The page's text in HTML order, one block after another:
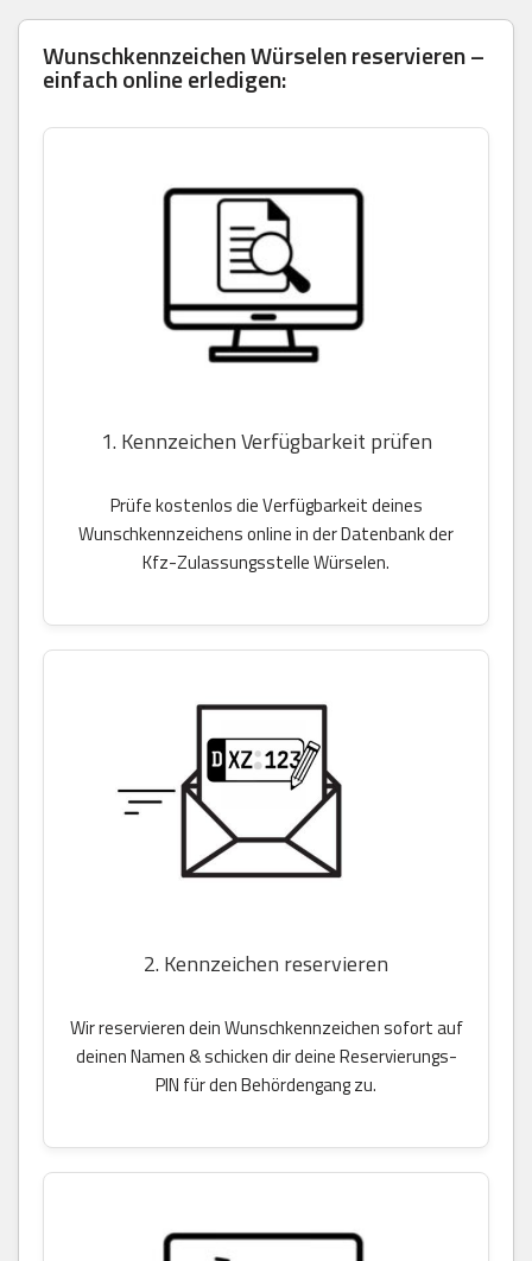
Wunschkennzeichen Würselen reservieren –
einfach online erledigen:
1. Kennzeichen Verfügbarkeit prüfen
Prüfe kostenlos die Verfügbarkeit deines
Wunschkennzeichens online in der Datenbank der
Kfz-Zulassungsstelle Würselen.
2. Kennzeichen reservieren
Wir reservieren dein Wunschkennzeichen sofort auf
deinen Namen & schicken dir deine Reservierungs-
PIN für den Behördengang zu.